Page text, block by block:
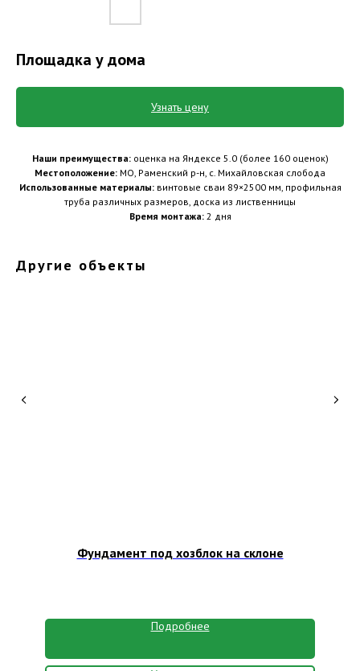
Площадка у дома
Узнать цену
Наши преимущества: оценка на Яндексе 5.0 (более 160 оценок)
Местоположение: МО, Раменский р-н, с. Михайловская слобода
Использованные материалы: винтовые сваи 89×2500 мм, профильная
труба различных размеров, доска из лиственницы
Время монтажа: 2 дня
Другие объекты
Фундамент под хозблок на склоне
Подробнее